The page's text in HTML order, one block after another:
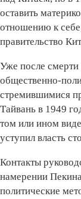
оставить
отношению к
правительство
Уже после смерти
общественно-
стремившимися
Тайвань в 1949
том или ином
уступил власть
Контакты
намерении
политические